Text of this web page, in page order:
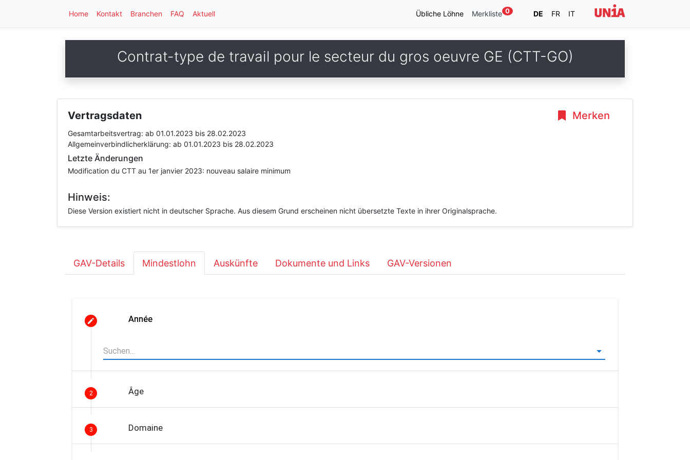
Home Kontakt Branchen FAQ Aktuell Übliche Löhne Merkliste 0 DE FR IT
Contrat-type de travail pour le secteur du gros oeuvre GE (CTT-GO)
Merken
Vertragsdaten
Gesamtarbeitsvertrag: ab 01.01.2023 bis 28.02.2023
Allgemeinverbindlicherklärung: ab 01.01.2023 bis 28.02.2023
Letzte Änderungen
Modification du CTT au 1er janvier 2023: nouveau salaire minimum
Hinweis:
Diese Version existiert nicht in deutscher Sprache. Aus diesem Grund erscheinen nicht übersetzte Texte in ihrer Originalsprache.
GAV-Details Mindestlohn Auskünfte Dokumente und Links GAV-Versionen
Année
2 Âge
3 Domaine